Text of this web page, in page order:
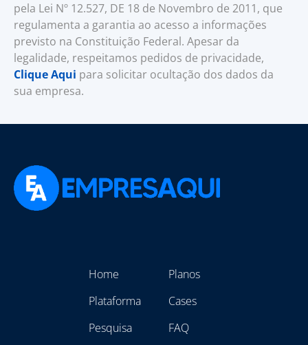
pela Lei Nº 12.527, DE 18 de Novembro de 2011, que
regulamenta a garantia ao acesso a informações
previsto na Constituição Federal. Apesar da
legalidade, respeitamos pedidos de privacidade,
Clique Aqui para solicitar ocultação dos dados da
sua empresa.
Home
Plataforma
Pesquisa
Planos
Cases
FAQ